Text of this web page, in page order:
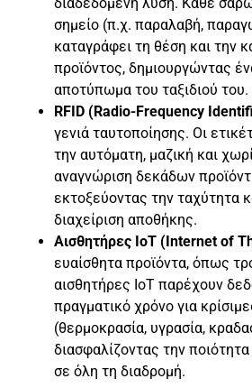
σημείο (π.χ. παραλαβή,
καταγράφει τη θέση και την
προϊόντος, δημιουργώντας
αποτύπωμα του ταξιδιού του.
RFID (Radio-Frequency
γενιά ταυτοποίησης. Οι
την αυτόματη, μαζική και
αναγνώριση δεκάδων
εκτοξεύοντας την ταχύτητα
διαχείριση αποθήκης.
Αισθητήρες IoT (Internet of
ευαίσθητα προϊόντα, όπως
αισθητήρες IoT παρέχουν
πραγματικό χρόνο για
(θερμοκρασία, υγρασία,
διασφαλίζοντας την
σε όλη τη διαδρομή.